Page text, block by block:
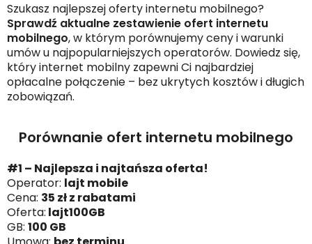
Szukasz najlepszej oferty internetu mobilnego?
Sprawdź aktualne zestawienie ofert internetu
mobilnego, w którym porównujemy ceny i warunki
umów u najpopularniejszych operatorów. Dowiedz się,
który internet mobilny zapewni Ci najbardziej
opłacalne połączenie – bez ukrytych kosztów i długich
zobowiązań.
Porównanie ofert internetu mobilnego
#1 – Najlepsza i najtańsza oferta!
Operator: lajt mobile
Cena: 35 zł z rabatami
Oferta: lajt100GB
GB: 100 GB